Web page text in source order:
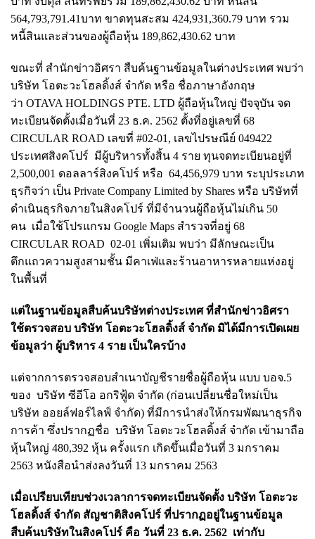
564,793,791.41บาท ขาดทุนสะสม 424,931,360.79 บาท รวม
หนี้สินและส่วนของผู้ถือหุ้น 189,862,430.62 บาท
ขณะที่ สำนักข่าวอิศรา สืบค้นฐานข้อมูลในต่างประเทศ พบว่า
บริษัท โอตะวะโฮลดิ้งส์ จำกัด หรือ ชื่อภาษาอังกฤษ
ว่า OTAVA HOLDINGS PTE. LTD ผู้ถือหุ้นใหญ่ ปัจจุบัน จด
ทะเบียนจัดตั้งเมื่อวันที่ 23 ธ.ค. 2562 ตั้งที่อยู่เลขที่ 68
CIRCULAR ROAD เลขที่ #02-01, เลขไปรษณีย์ 049422
ประเทศสิงคโปร์ มีผู้บริหารทั้งสิ้น 4 ราย ทุนจดทะเบียนอยู่ที่
2,500,001 ดอลลาร์สิงคโปร์ หรือ 64,456,979 บาท ระบุประเภท
ธุรกิจว่า เป็น Private Company Limited by Shares หรือ บริษัทที่
ดําเนินธุรกิจภายในสิงคโปร์ ที่มีจํานวนผู้ถือหุ้นไม่เกิน 50
คน เมื่อใช้โปรแกรม Google Maps สำรวจที่อยู่ 68
CIRCULAR ROAD 02-01 เพิ่มเติม พบว่า มีลักษณะเป็น
ตึกแถวความสูงสามชั้น มีคาเฟ่และร้านอาหารหลายแห่งอยู่
ในพื้นที่
แต่ในฐานข้อมูลสืบค้นบริษัทต่างประเทศ ที่สำนักข่าวอิศรา
ใช้ตรวจสอบ บริษัท โอตะวะโฮลดิ้งส์ จำกัด มิได้มีการเปิดเผย
ข้อมูลว่า ผู้บริหาร 4 ราย เป็นใครบ้าง
แต่จากการตรวจสอบสำเนาบัญชีรายชื่อผู้ถือหุ้น แบบ บอจ.5
ของ บริษัท ซีอีโอ อกริฟู้ด จำกัด (ก่อนเปลี่ยนชื่อใหม่เป็น
บริษัท ออยล์ฟอร์ไลฟ์ จำกัด) ที่มีการนำส่งให้กรมพัฒนาธุรกิจ
การค้า ซึ่งปรากฏชื่อ บริษัท โอตะวะโฮลดิ้งส์ จำกัด เข้ามาถือ
หุ้นใหญ่ 480,392 หุ้น ครั้งแรก เกิดขึ้นเมื่อวันที่ 3 มกราคม
2563 หนังสือนำส่งลงวันที่ 13 มกราคม 2563
เมื่อเปรียบเทียบช่วงเวลาการจดทะเบียนจัดตั้ง บริษัท โอตะวะ
โฮลดิ้งส์ จำกัด สัญชาติสิงคโปร์ ที่ปรากฏอยู่ในฐานข้อมูล
สืบค้นบริษัทในสิงคโปร์ คือ วันที่ 23 ธ.ค. 2562 เท่ากับ